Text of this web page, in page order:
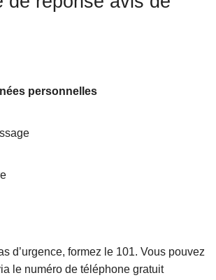
personnelles
d’urgence, formez le 101. Vous pouvez
le numéro de téléphone gratuit